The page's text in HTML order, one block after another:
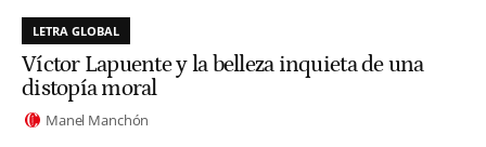
LETRA GLOBAL
Víctor Lapuente y la belleza inquieta de una
distopía moral
Manel Manchón